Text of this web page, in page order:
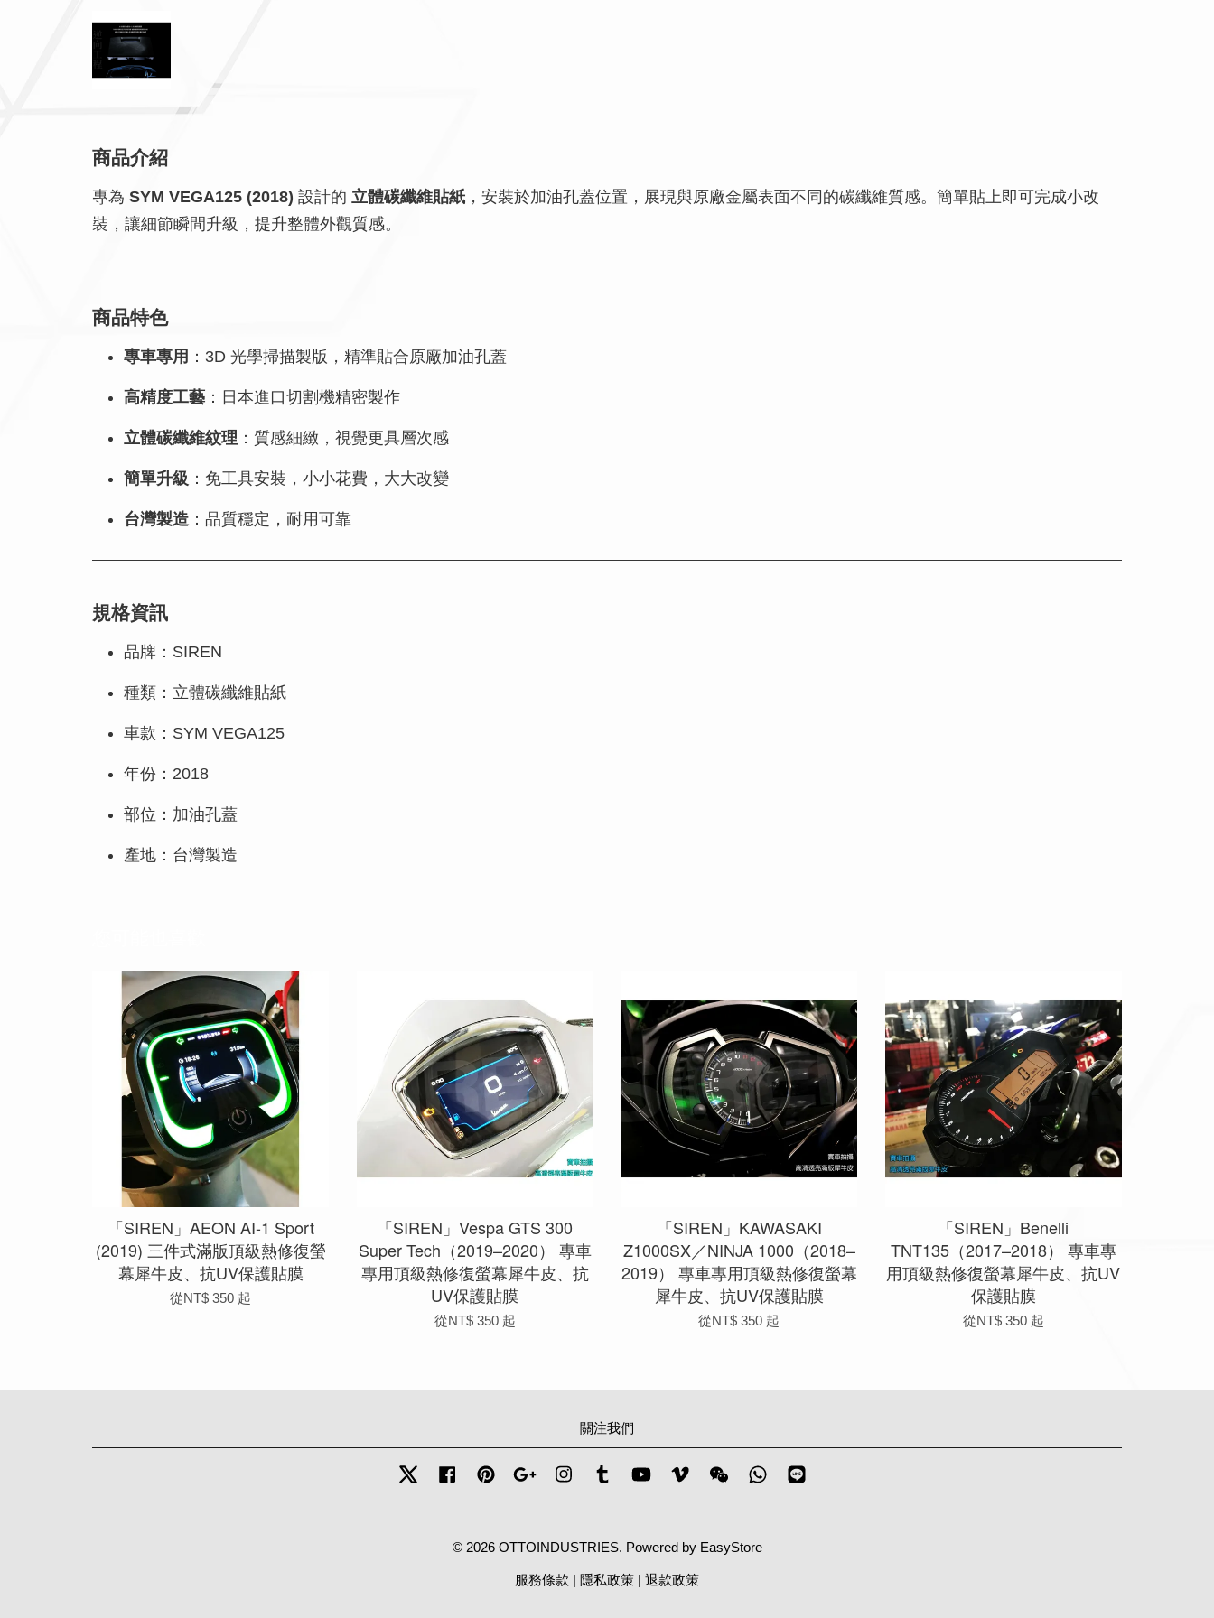
商品介紹
專為 SYM VEGA125 (2018) 設計的 立體碳纖維貼紙 ，安裝於加油孔蓋位置，展現與原廠金屬表面不同的碳纖維質感。簡單貼上即可完成小改
裝，讓細節瞬間升級，提升整體外觀質感。
商品特色
專車專用 ：3D 光學掃描製版，精準貼合原廠加油孔蓋
高精度工藝 ：日本進口切割機精密製作
立體碳纖維紋理 ：質感細緻，視覺更具層次感
簡單升級 ：免工具安裝，小小花費，大大改變
台灣製造 ：品質穩定，耐用可靠
規格資訊
品牌：SIREN
種類：立體碳纖維貼紙
車款：SYM VEGA125
年份：2018
部位：加油孔蓋
產地：台灣製造
「SIREN」AEON AI-1 Sport
(2019) 三件式滿版頂級熱修復螢
幕犀牛皮、抗UV保護貼膜
從NT$ 350 起
「SIREN」Vespa GTS 300
Super Tech（2019–2020） 專車
專用頂級熱修復螢幕犀牛皮、抗
UV保護貼膜
從NT$ 350 起
「SIREN」KAWASAKI
Z1000SX／NINJA 1000（2018–
2019） 專車專用頂級熱修復螢幕
犀牛皮、抗UV保護貼膜
從NT$ 350 起
「SIREN」Benelli
TNT135（2017–2018） 專車專
用頂級熱修復螢幕犀牛皮、抗UV
保護貼膜
從NT$ 350 起
關注我們
Twitter FacebookPinterestGoogle InstagramTumblr YouTubeVimeo Wechat Whatsapp
© 2026 OTTOINDUSTRIES. Powered by EasyStore
服務條款 | 隱私政策 | 退款政策